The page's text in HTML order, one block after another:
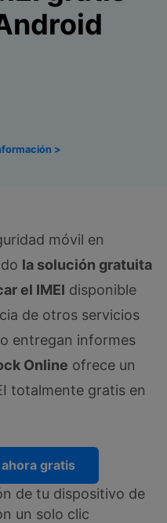
>
móvil en
la solución gratuita
el IMEI disponible
de otros servicios
entregan informes
Online ofrece un
totalmente gratis en
gratis
de tu dispositivo de
un solo clic